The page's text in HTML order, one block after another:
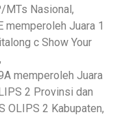
MTs Nasional,
memperoleh Juara 1
c Show Your
memperoleh Juara
2 Provinsi dan
OLIPS 2 Kabupaten,